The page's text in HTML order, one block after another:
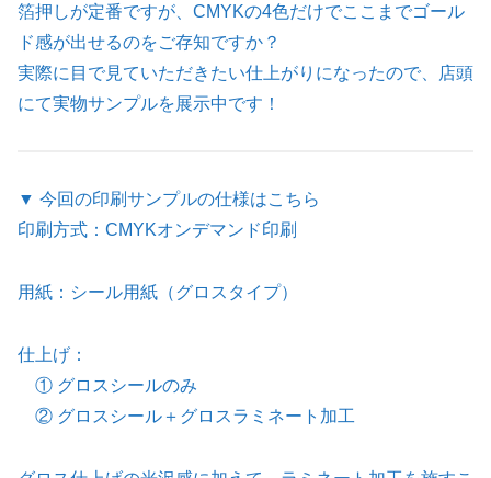
箔押しが定番ですが、CMYKの4色だけでここまでゴール
ド感が出せるのをご存知ですか？
実際に目で見ていただきたい仕上がりになったので、店頭
にて実物サンプルを展示中です！
▼ 今回の印刷サンプルの仕様はこちら
印刷方式：CMYKオンデマンド印刷
用紙：シール用紙（グロスタイプ）
仕上げ：
① グロスシールのみ
② グロスシール＋グロスラミネート加工